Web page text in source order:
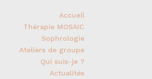
Accueil
Thérapie MOSAIC
Sophrologie
Ateliers de groupe
Qui suis-je ?
Actualités